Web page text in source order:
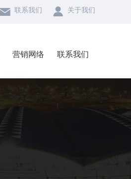
关于我们
联系我们
营销网络 联系我们